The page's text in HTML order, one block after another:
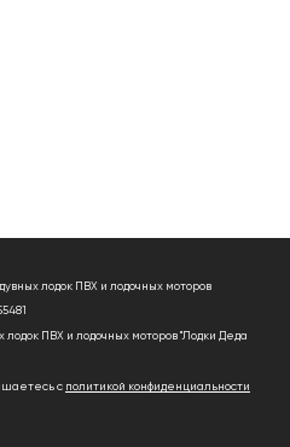
лодок ПВХ и лодочных моторов
ПВХ и лодочных моторов "Лодки Деда
с политикой конфиденциальности